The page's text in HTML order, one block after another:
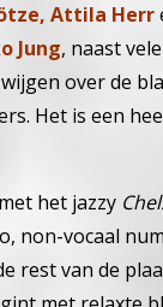
Attila Herr
Jung, naast
over de
Het is een
het jazzy
non-vocaal
rest van de